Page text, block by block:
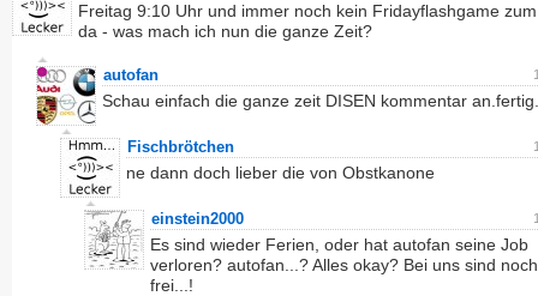
Freitag 9:10 Uhr und immer noch kein Fridayflashgame
da - was mach ich nun die ganze Zeit?
autofan
Schau einfach die ganze zeit DISEN kommentar
Fischbrötchen
ne dann doch lieber die von Obstkanone
einstein2000
Es sind wieder Ferien, oder hat autofan seine Job
verloren? autofan...? Alles okay? Bei uns sind
frei...!